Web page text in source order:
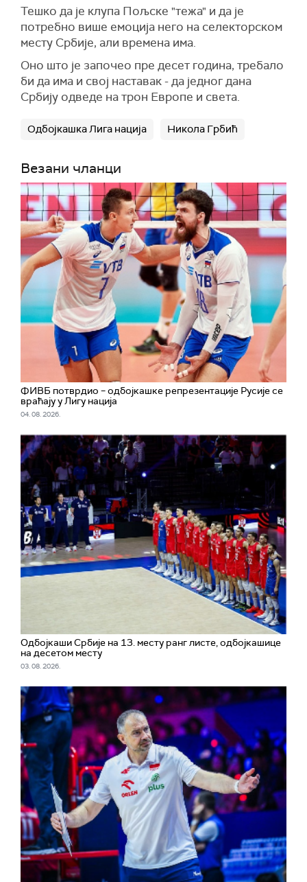
Тешко да је клупа Пољске "тежа" и да је
потребно више емоција него на селекторском
месту Србије, али времена има.
Оно што је започео пре десет година, требало
би да има и свој наставак - да једног дана
Србију одведе на трон Европе и света.
Одбојкашка Лига нација Никола Грбић
Везани чланци
ФИВБ потврдио – одбојкашке репрезентације Русије се
враћају у Лигу нација
04. 08. 2026.
Одбојкаши Србије на 13. месту ранг листе, одбојкашице
на десетом месту
03. 08. 2026.